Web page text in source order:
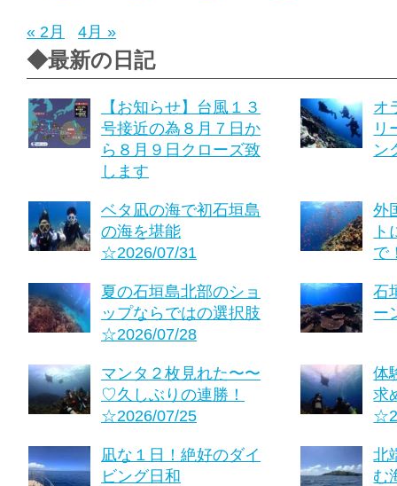
« 2月 4月 »
◆最新の日記
【お知らせ】台風１３
号接近の為８月７日か
ら８月９日クローズ致
します
オ
リ
ン
ベタ凪の海で初石垣島
の海を堪能
☆2026/07/31
外
ト
で
夏の石垣島北部のショ
ップならではの選択肢
☆2026/07/28
石
ー
マンタ２枚見れた〜〜
♡久しぶりの連勝！
☆2026/07/25
体
求
凪な１日！絶好のダイ
ビング日和
北
む